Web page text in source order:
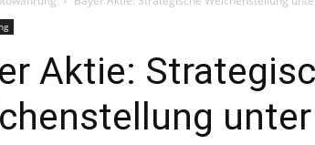
Aktie: